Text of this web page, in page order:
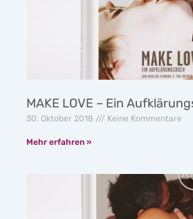
MAKE LOVE – Ein
30. Oktober 2018 Keine Kommentare
Mehr erfahren »